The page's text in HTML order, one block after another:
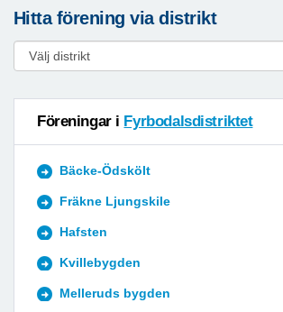
Hitta förening via distrikt
Föreningar i Fyrbodalsdistriktet
Bäcke-Ödskölt
Fräkne Ljungskile
Hafsten
Kvillebygden
Melleruds bygden